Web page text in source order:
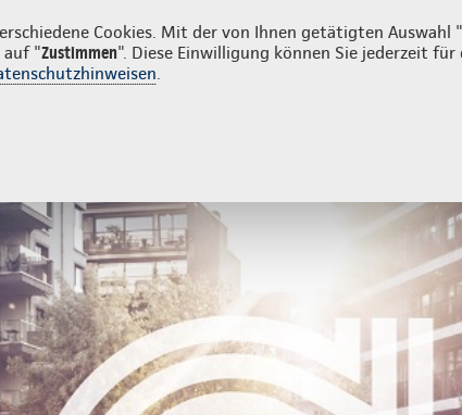
Cookies. Mit der von Ihnen getätigten Auswahl "
auf "Zustimmen". Diese Einwilligung können Sie jederzeit
.